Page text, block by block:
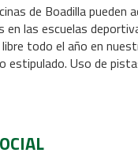
de Boadilla
en las escuelas
todo el año en
estipulado. Uso de